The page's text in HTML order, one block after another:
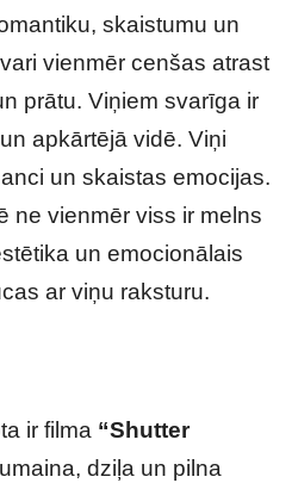
skaistumu un
vienmēr cenšas atrast
prātu. Viņiem svarīga ir
apkārtējā vidē. Viņi
un skaistas emocijas.
ne vienmēr viss ir melns
un emocionālais
ar viņu raksturu.
ir filma “Shutter
dziļa un pilna